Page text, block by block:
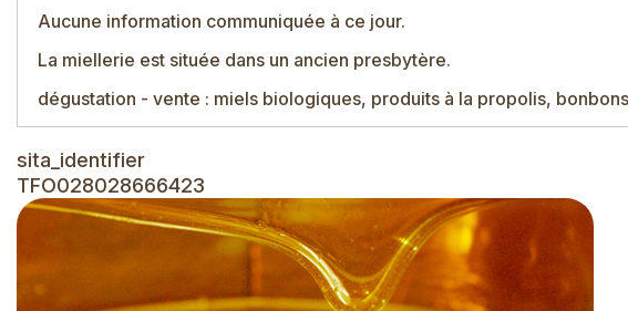
Aucune information communiquée à ce jour.
La miellerie est située dans un ancien presbytère.
dégustation - vente : miels biologiques, produits à la propolis,
sita_identifier
TFO028028666423